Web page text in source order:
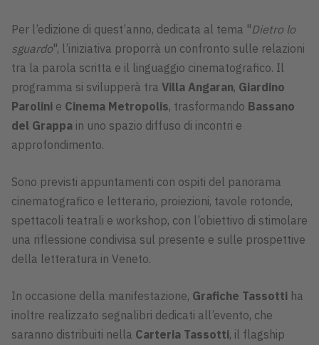
Per l’edizione di quest’anno, dedicata al tema "Dietro lo
sguardo", l’iniziativa proporrà un confronto sulle relazioni
tra la parola scritta e il linguaggio cinematografico. Il
programma si svilupperà tra Villa Angaran, Giardino
Parolini e Cinema Metropolis, trasformando Bassano
del Grappa in uno spazio diffuso di incontri e
approfondimento.
Sono previsti appuntamenti con ospiti del panorama
cinematografico e letterario, proiezioni, tavole rotonde,
spettacoli teatrali e workshop, con l’obiettivo di stimolare
una riflessione condivisa sul presente e sulle prospettive
della letteratura in Veneto.
In occasione della manifestazione, Grafiche Tassotti ha
inoltre realizzato segnalibri dedicati all’evento, che
saranno distribuiti nella Carteria Tassotti, il flagship